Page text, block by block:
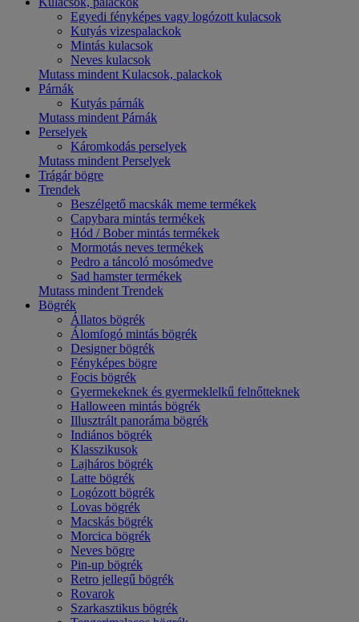
Egyedi fényképes vagy logózott kulacsok
Kutyás vizespalackok
Mintás kulacsok
Neves kulacsok
Mutass mindent Kulacsok, palackok
Párnák
Kutyás párnák
Mutass mindent Párnák
Perselyek
Káromkodás perselyek
Mutass mindent Perselyek
Trágár bögre
Trendek
Beszélgető macskák meme termékek
Capybara mintás termékek
Hód / Bober mintás termékek
Mormotás neves termékek
Pedro a táncoló mosómedve
Sad hamster termékek
Mutass mindent Trendek
Bögrék
Állatos bögrék
Álomfogó mintás bögrék
Designer bögrék
Fényképes bögre
Focis bögrék
Gyermekeknek és gyermeklelkű felnőtteknek
Halloween mintás bögrék
Illusztrált panoráma bögrék
Indiános bögrék
Klasszikusok
Lajháros bögrék
Latte bögrék
Logózott bögrék
Lovas bögrék
Macskás bögrék
Morcica bögrék
Neves bögre
Pin-up bögrék
Retro jellegű bögrék
Rovarok
Szarkasztikus bögrék